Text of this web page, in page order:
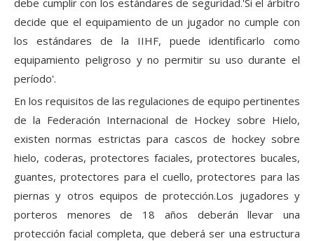
debe cumplir con los estándares de seguridad.'Si el árbitro
decide que el equipamiento de un jugador no cumple con
los estándares de la IIHF, puede identificarlo como
equipamiento peligroso y no permitir su uso durante el
período'.
En los requisitos de las regulaciones de equipo pertinentes
de la Federación Internacional de Hockey sobre Hielo,
existen normas estrictas para cascos de hockey sobre
hielo, coderas, protectores faciales, protectores bucales,
guantes, protectores para el cuello, protectores para las
piernas y otros equipos de protección.Los jugadores y
porteros menores de 18 años deberán llevar una
protección facial completa, que deberá ser una estructura